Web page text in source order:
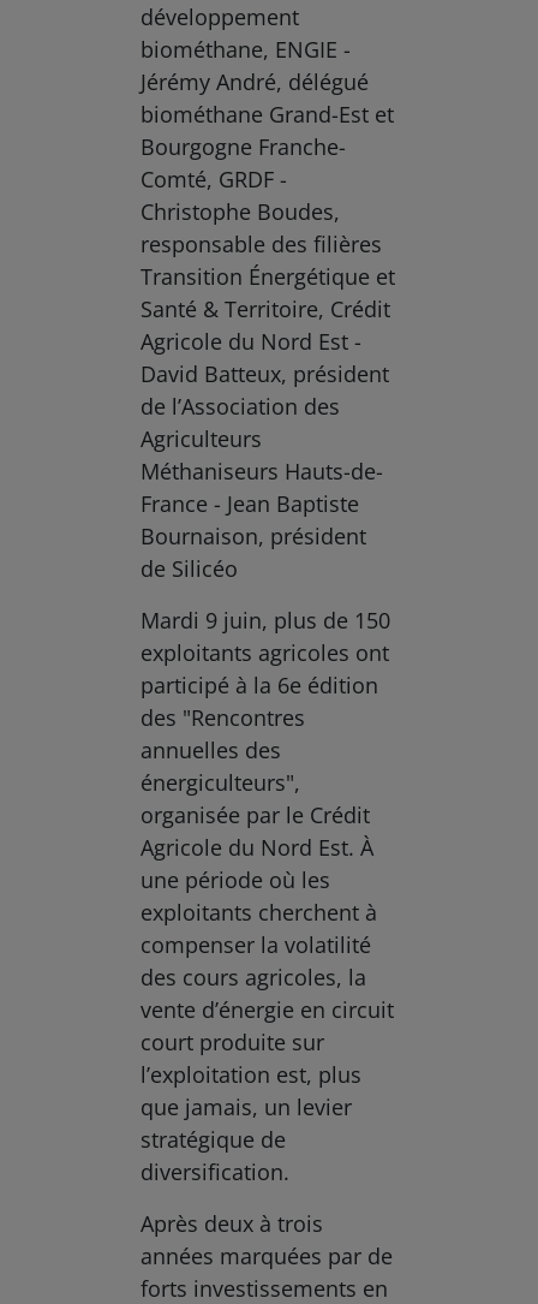
développement
biométhane, ENGIE -
Jérémy André, délégué
biométhane Grand-Est et
Bourgogne Franche-
Comté, GRDF -
Christophe Boudes,
responsable des filières
Transition Énergétique et
Santé & Territoire, Crédit
Agricole du Nord Est -
David Batteux, président
de l’Association des
Agriculteurs
Méthaniseurs Hauts-de-
France - Jean Baptiste
Bournaison, président
de Silicéo
Mardi 9 juin, plus de 150
exploitants agricoles ont
participé à la 6e édition
des "Rencontres
annuelles des
énergiculteurs",
organisée par le Crédit
Agricole du Nord Est. À
une période où les
exploitants cherchent à
compenser la volatilité
des cours agricoles, la
vente d’énergie en circuit
court produite sur
l’exploitation est, plus
que jamais, un levier
stratégique de
diversification.
Après deux à trois
années marquées par de
forts investissements en